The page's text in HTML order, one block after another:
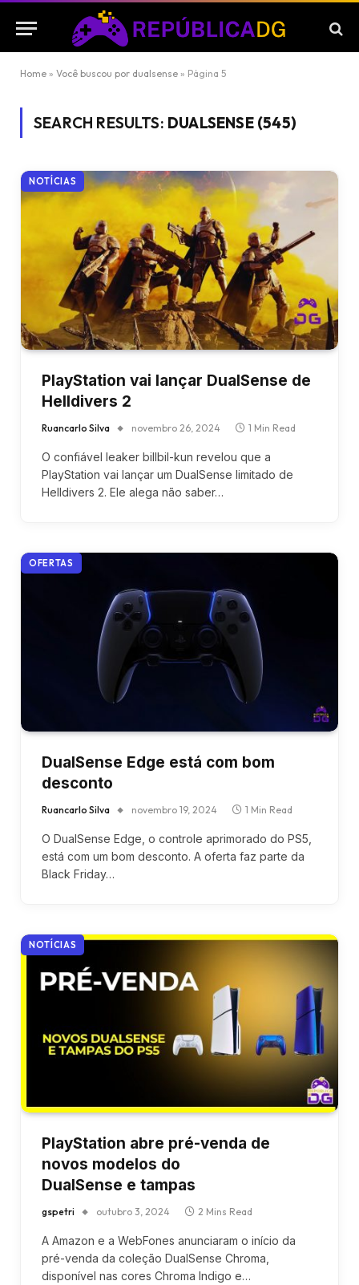
Home » Você buscou por dualsense » Página 5
SEARCH RESULTS: DUALSENSE (545)
NOTÍCIAS
PlayStation vai lançar DualSense de
Helldivers 2
Ruancarlo Silva novembro 26, 2024 1 Min Read
O confiável leaker billbil-kun revelou que a
PlayStation vai lançar um DualSense limitado de
Helldivers 2. Ele alega não saber…
OFERTAS
DualSense Edge está com bom
desconto
Ruancarlo Silva novembro 19, 2024 1 Min Read
O DualSense Edge, o controle aprimorado do PS5,
está com um bom desconto. A oferta faz parte da
Black Friday…
NOTÍCIAS
PlayStation abre pré-venda de
novos modelos do
DualSense e tampas
gspetri outubro 3, 2024 2 Mins Read
A Amazon e a WebFones anunciaram o início da
pré-venda da coleção DualSense Chroma,
disponível nas cores Chroma Indigo e…